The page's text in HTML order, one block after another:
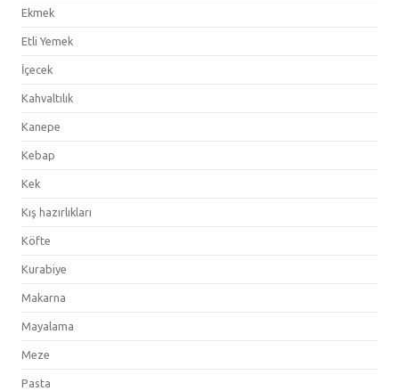
Ekmek
Etli Yemek
İçecek
Kahvaltılık
Kanepe
Kebap
Kek
Kış hazırlıkları
Köfte
Kurabiye
Makarna
Mayalama
Meze
Pasta